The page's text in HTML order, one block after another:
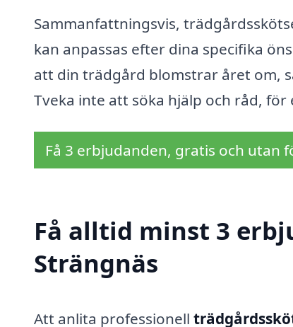
Sammanfattningsvis,
kan anpassas efter dina specifika
att din trädgård blomstrar året om,
Tveka inte att söka hjälp och råd,
Få 3 erbjudanden, gratis och utan
Få alltid minst 3
Strängnäs
Att anlita professionell